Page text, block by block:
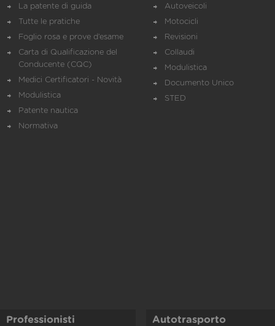
La patente di guida
Tutte le pratiche
Foglio rosa e prove d’esame
Carta di Qualificazione del
Conducente (CQC)
Medici Certificatori - Novità
Modulistica
Patente nautica
Normativa
Autoveicoli
Motocicli
Revisioni
Collaudi
Modulistica
Documento Unico
STED
Professionisti Autotrasporto